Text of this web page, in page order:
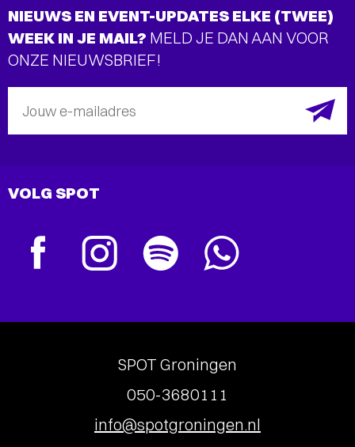
NIEUWS EN EVENT-UPDATES ELKE (TWEE)
WEEK IN JE MAIL? MELD JE DAN AAN VOOR
ONZE NIEUWSBRIEF!
Jouw e-mailadres
VOLG SPOT
SPOT Groningen
050-3680111
info@spotgroningen.nl